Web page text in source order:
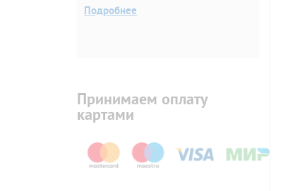
Подробнее
Принимаем оплату
картами